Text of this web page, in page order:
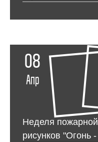
08
Апр
Неделя
рисунков "Огонь